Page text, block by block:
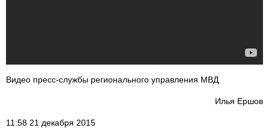
Видео пресс-службы регионального управления МВД
Илья Ершов
11:58 21 декабря 2015